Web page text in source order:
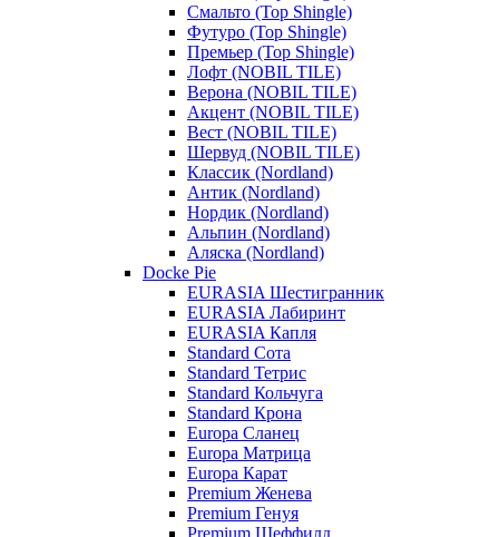
Смальто (Top Shingle)
Футуро (Top Shingle)
Премьер (Top Shingle)
Лофт (NOBIL TILE)
Верона (NOBIL TILE)
Акцент (NOBIL TILE)
Вест (NOBIL TILE)
Шервуд (NOBIL TILE)
Классик (Nordland)
Антик (Nordland)
Нордик (Nordland)
Альпин (Nordland)
Аляска (Nordland)
Docke Pie
EURASIA Шестигранник
EURASIA Лабиринт
EURASIA Капля
Standard Сота
Standard Тетрис
Standard Кольчуга
Standard Крона
Europa Сланец
Europa Матрица
Europa Карат
Premium Женева
Premium Генуя